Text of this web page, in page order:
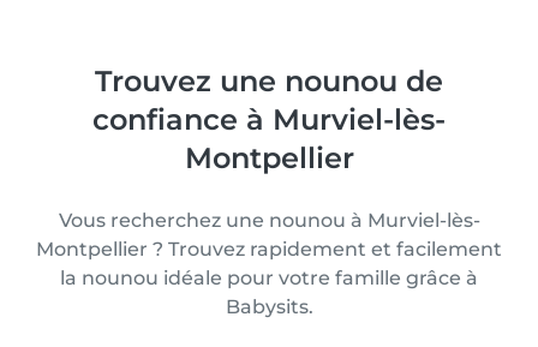
Trouvez une nounou de
confiance à Murviel-lès-
Montpellier
Vous recherchez une nounou à Murviel-lès-
Montpellier ? Trouvez rapidement et facilement
la nounou idéale pour votre famille grâce à
Babysits.